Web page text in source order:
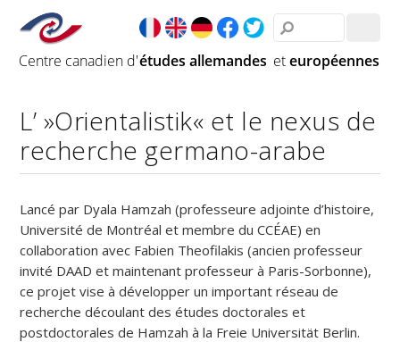
L’ »Orientalistik« et le nexus de
recherche germano-arabe
Lancé par Dyala Hamzah (professeure adjointe d’histoire,
Université de Montréal et membre du CCÉAE) en
collaboration avec Fabien Theofilakis (ancien professeur
invité DAAD et maintenant professeur à Paris-Sorbonne),
ce projet vise à développer un important réseau de
recherche découlant des études doctorales et
postdoctorales de Hamzah à la Freie Universität Berlin.